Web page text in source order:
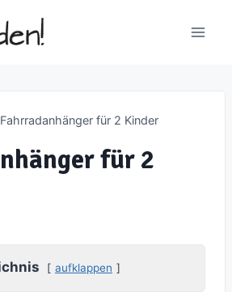
Fahrradanhänger für 2 Kinder
für 2
aufklappen